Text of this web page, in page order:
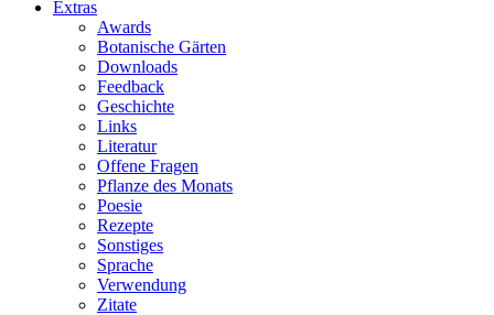
Extras
Awards
Botanische Gärten
Downloads
Feedback
Geschichte
Links
Literatur
Offene Fragen
Pflanze des Monats
Poesie
Rezepte
Sonstiges
Sprache
Verwendung
Zitate